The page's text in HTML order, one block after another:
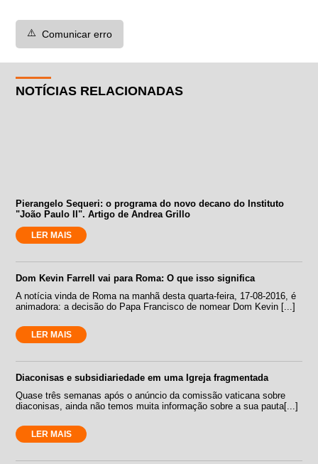
⚠️ Comunicar erro
NOTÍCIAS RELACIONADAS
Pierangelo Sequeri: o programa do novo decano do Instituto
"João Paulo II". Artigo de Andrea Grillo
LER MAIS
Dom Kevin Farrell vai para Roma: O que isso significa
A notícia vinda de Roma na manhã desta quarta-feira, 17-08-2016, é
animadora: a decisão do Papa Francisco de nomear Dom Kevin [...]
LER MAIS
Diaconisas e subsidiariedade em uma Igreja fragmentada
Quase três semanas após o anúncio da comissão vaticana sobre
diaconisas, ainda não temos muita informação sobre a sua pauta[...]
LER MAIS